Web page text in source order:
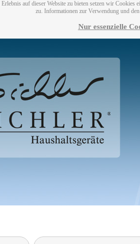
auf dieser Website zu bieten setzen wir
zu. Informationen zur Verwendung und
Nur essenzielle